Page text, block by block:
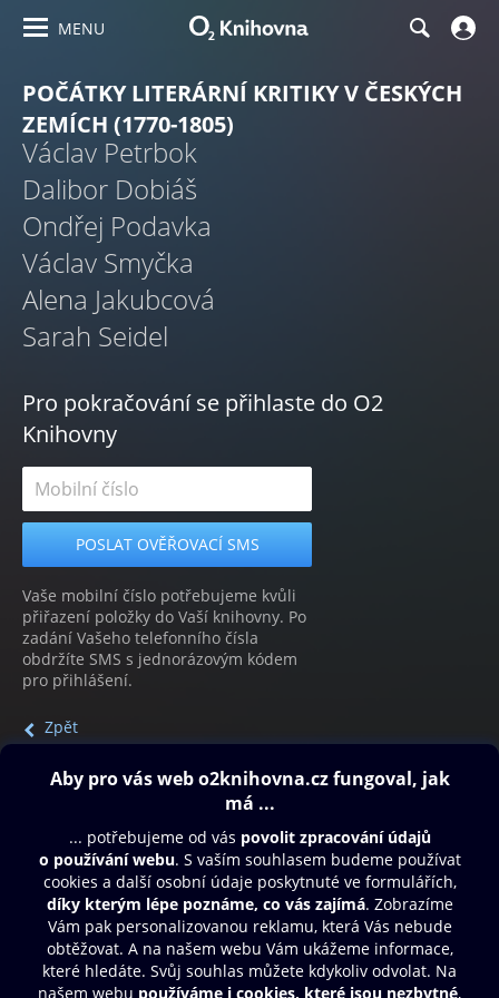
MENU
POČÁTKY LITERÁRNÍ KRITIKY V ČESKÝCH
ZEMÍCH (1770-1805)
Václav Petrbok
Dalibor Dobiáš
Ondřej Podavka
Václav Smyčka
Alena Jakubcová
Sarah Seidel
Pro pokračování se přihlaste do O2
Knihovny
Vaše mobilní číslo potřebujeme kvůli
přiřazení položky do Vaší knihovny. Po
zadání Vašeho telefonního čísla
obdržíte SMS s jednorázovým kódem
pro přihlášení.
Zpět
Obsah ke stažení
Moje O2 Knihovna
Další zábava